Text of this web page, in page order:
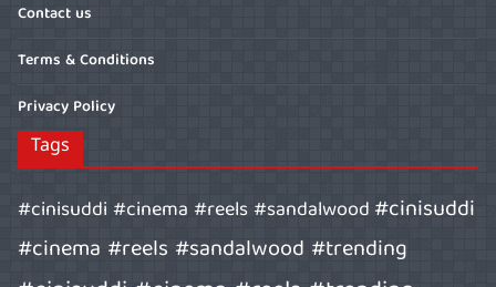
Contact us
Terms & Conditions
Privacy Policy
Tags
#cinisuddi #cinema #reels #sandalwood#cinisuddi
#cinema #reels #sandalwood #trending